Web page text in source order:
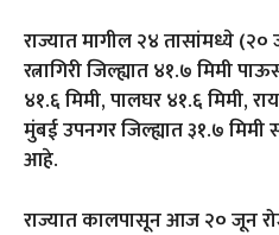
राज्यात मागील २४ तासांमध्ये
रत्नागिरी जिल्ह्यात ४१.७ मिमी
४१.६ मिमी, पालघर ४१.६ मिमी,
मुंबई उपनगर जिल्ह्यात ३१.७ मिमी
आहे.
राज्यात कालपासून आज २० जून